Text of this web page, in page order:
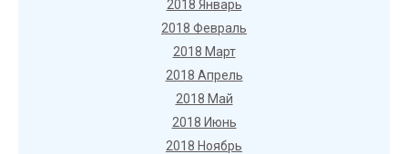
2018 Январь
2018 Февраль
2018 Март
2018 Апрель
2018 Май
2018 Июнь
2018 Ноябрь